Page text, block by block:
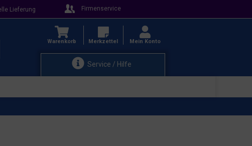
Lieferung Firmenservice
Service / Hilfe
Warenkorb Merkzettel Mein Konto